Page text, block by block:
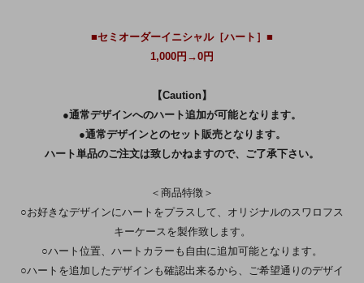
■セミオーダーイニシャル［ハート］■
1,000円→0円
【Caution】
●通常デザインへのハート追加が可能となります。
●通常デザインとのセット販売となります。
ハート単品のご注文は致しかねますので、ご了承下さい。
＜商品特徴＞
○お好きなデザインにハートをプラスして、オリジナルのスワロフス
キーケースを製作致します。
○ハート位置、ハートカラーも自由に追加可能となります。
○ハートを追加したデザインも確認出来るから、ご希望通りのデザイ